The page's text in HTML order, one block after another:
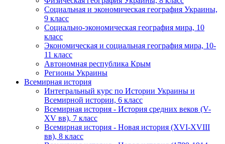
Социальная и экономическая география Украины,
9 класс
Социально-экономическая география мира, 10
класс
Экономическая и социальная география мира, 10-
11 класс
Автономная республика Крым
Регионы Украины
Всемирная история
Интегральный курс по Истории Украины и
Всемирной истории, 6 класс
Всемирная история - История средних веков (V-
XV вв), 7 класс
Всемирная история - Новая история (XVI-XVIII
вв), 8 класс